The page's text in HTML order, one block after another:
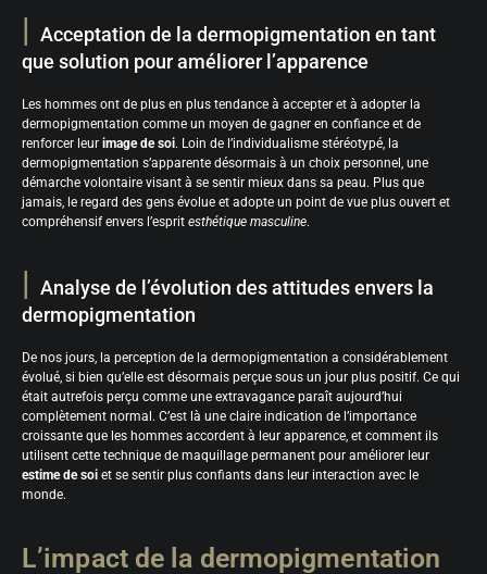
Acceptation de la dermopigmentation en tant
que solution pour améliorer l’apparence
Les hommes ont de plus en plus tendance à accepter et à adopter la
dermopigmentation comme un moyen de gagner en confiance et de
renforcer leur image de soi. Loin de l’individualisme stéréotypé, la
dermopigmentation s’apparente désormais à un choix personnel, une
démarche volontaire visant à se sentir mieux dans sa peau. Plus que
jamais, le regard des gens évolue et adopte un point de vue plus ouvert et
compréhensif envers l’esprit esthétique masculine.
Analyse de l’évolution des attitudes envers la
dermopigmentation
De nos jours, la perception de la dermopigmentation a considérablement
évolué, si bien qu’elle est désormais perçue sous un jour plus positif. Ce qui
était autrefois perçu comme une extravagance paraît aujourd’hui
complètement normal. C’est là une claire indication de l’importance
croissante que les hommes accordent à leur apparence, et comment ils
utilisent cette technique de maquillage permanent pour améliorer leur
estime de soi et se sentir plus confiants dans leur interaction avec le
monde.
L’impact de la dermopigmentation